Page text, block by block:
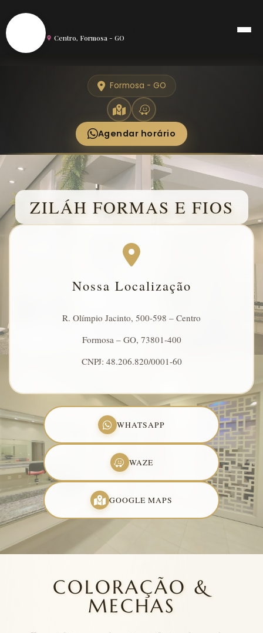
Centro, Formosa - GO
Formosa - GO
Agendar horário
ZILÁH FORMAS E FIOS
Nossa Localização
R. Olímpio Jacinto, 500-598 – Centro
Formosa – GO, 73801-400
CNPJ: 48.206.820/0001-60
WHATSAPP
WAZE
GOOGLE MAPS
COLORAÇÃO &
MECHAS